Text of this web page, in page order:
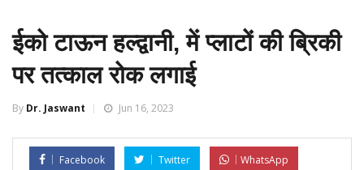
ईको टाऊन हल्द्वानी, में प्लाटों की ब्रिकी
पर तत्काल रोक लगाई
By Dr. Jaswant Jun 16, 2023
Facebook Twitter WhatsApp